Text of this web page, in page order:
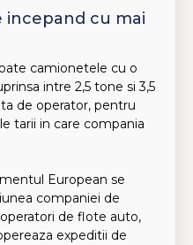
incepand cu mai
camionetele cu o
intre 2,5 tone si 3,5
de operator, pentru
tarii in care compania
European se
companiei de
de flote auto,
expeditii de